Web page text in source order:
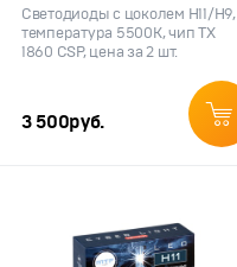
Светодиоды с цоколем H11/H9,
температура 5500K, чип TX
1860 CSP, цена за 2 шт.
3 500руб.